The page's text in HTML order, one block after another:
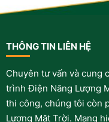
THÔNG TIN LIÊN HỆ
Chuyên tư vấn và cung
trình Điện Năng Lượng
thi công, chúng tôi còn
Lượng Mặt Trời. Mang